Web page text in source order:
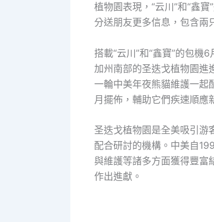
植物園表現，“云川”和“鑫
分送朋友更多信息，包含兩
搭載“云川”和“鑫寶”的包機
加州南部的圣迭戈植物園進
一輪中美年夜熊貓維護一起
月擺佈，輔助它們疾速順應
圣迭戈植物園是全美吸引游
配合研討的機構。中美自
與維護等諸多方面獲得豐富
作出進獻。